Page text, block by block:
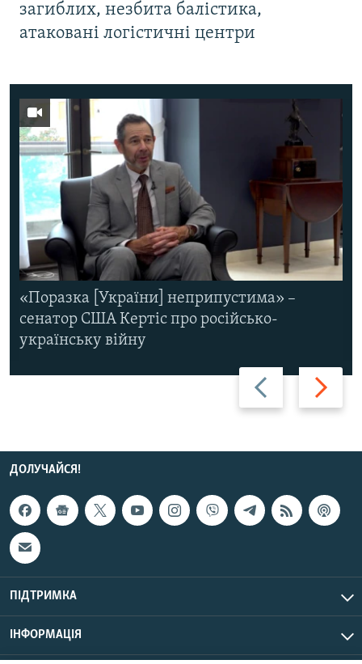
загиблих, незбита балістика,
атаковані логістичні центри
Назад Вперед
«Поразка [України] неприпустима» –
сенатор США Кертіс про російсько-
українську війну
ДОЛУЧАЙСЯ!
ПІДТРИМКА
ІНФОРМАЦІЯ